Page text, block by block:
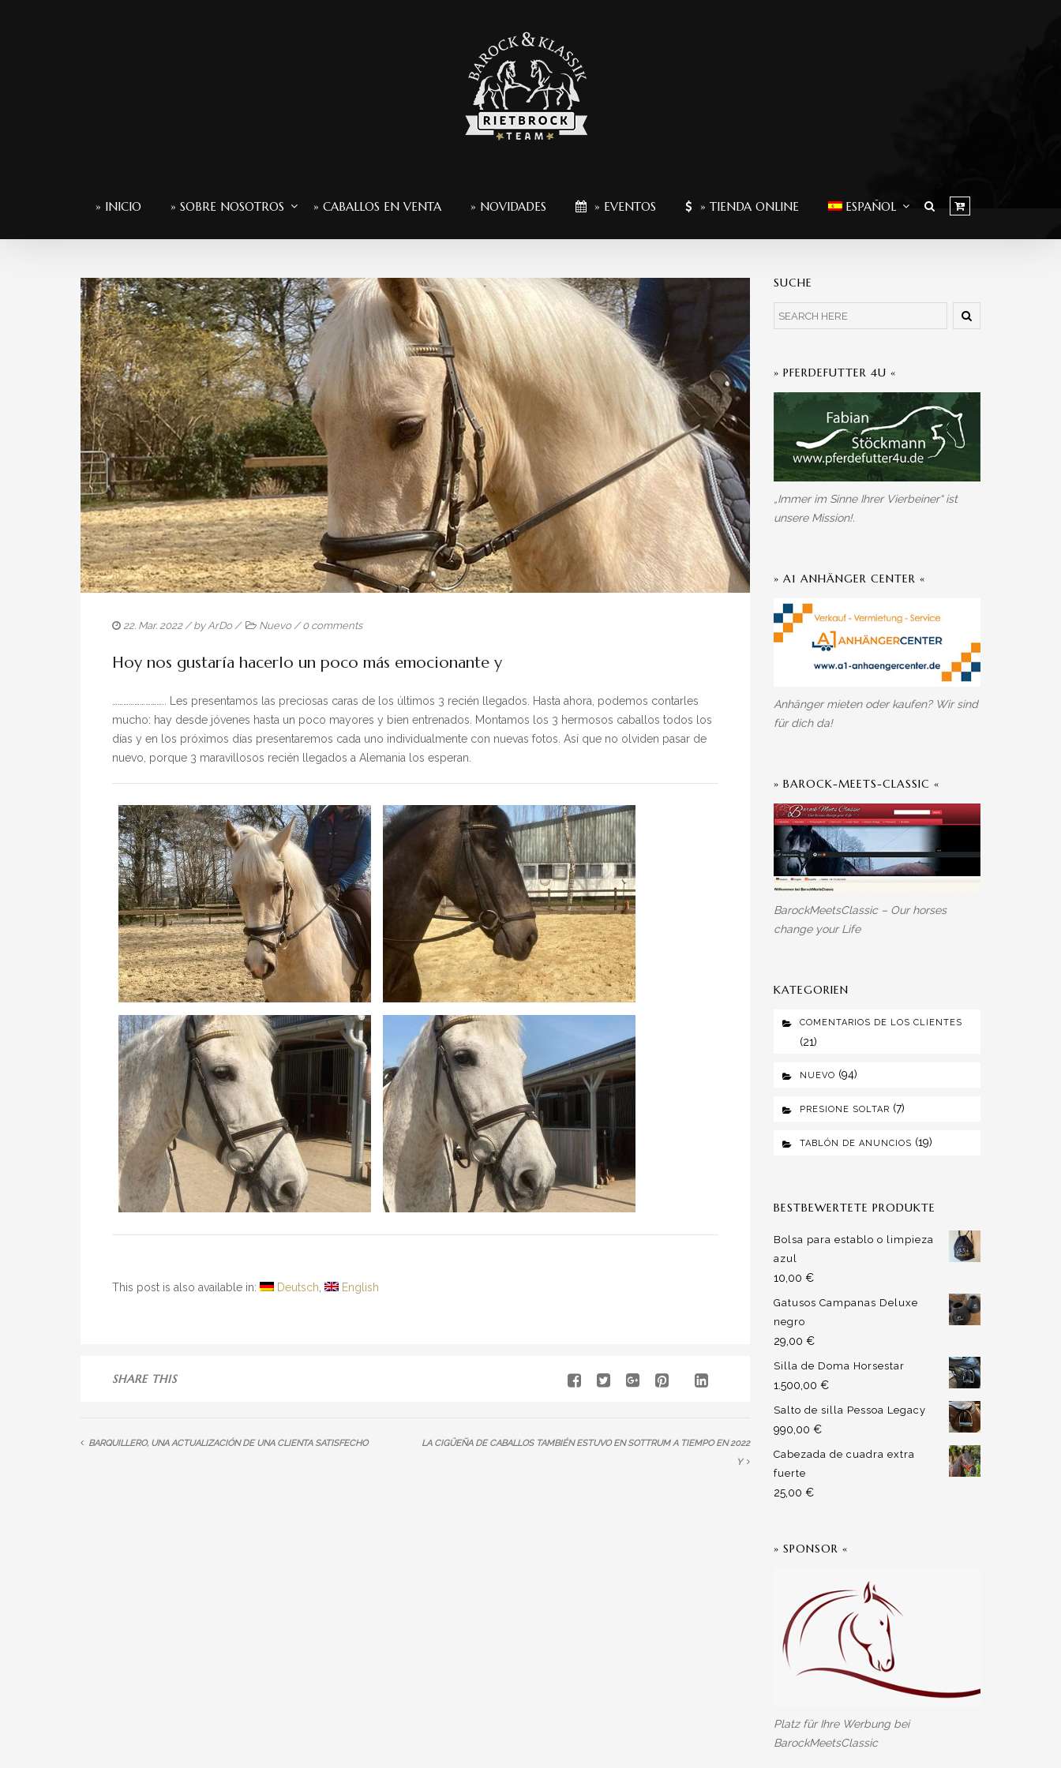
» INICIO » SOBRE NOSOTROS » CABALLOS EN VENTA » NOVIDADES » EVENTOS » TIENDA ONLINE ESPAÑOL
22. Mar. 2022/ by ArDo / Nuevo /0 comments
Hoy nos gustaría hacerlo un poco más emocionante y
……………………….. Les presentamos las preciosas caras de los últimos 3 recién llegados.
Hasta ahora, podemos contarles
mucho: hay desde jóvenes hasta un poco mayores y bien entrenados.
Montamos los 3 hermosos caballos todos los
días y en los próximos días presentaremos cada uno individualmente con nuevas fotos. Así que no olviden pasar de
nuevo, porque 3 maravillosos recién llegados a Alemania los esperan.
This post is also available in: Deutsch English
SHARE THIS
BARQUILLERO, UNA ACTUALIZACIÓN DE UNA CLIENTA SATISFECHO
LA CIGÜEÑA DE CABALLOS TAMBIÉN ESTUVO EN SOTTRUM A TIEMPO EN 2022
Y
SUCHE
» PFERDEFUTTER 4U «
„Immer im Sinne Ihrer Vierbeiner“ ist
unsere Mission!.
» A1 ANHÄNGER CENTER «
Anhänger mieten oder kaufen? Wir sind
für dich da!
» BAROCK-MEETS-CLASSIC «
BarockMeetsClassic – Our horses
change your Life
KATEGORIEN
COMENTARIOS DE LOS CLIENTES
(21)
NUEVO (94)
PRESIONE SOLTAR (7)
TABLÓN DE ANUNCIOS (19)
BESTBEWERTETE PRODUKTE
Bolsa para establo o limpieza
azul
10,00 €
Gatusos Campanas Deluxe
negro
29,00 €
Silla de Doma Horsestar
1.500,00 €
Salto de silla Pessoa Legacy
990,00 €
Cabezada de cuadra extra
fuerte
25,00 €
» SPONSOR «
Platz für Ihre Werbung bei
BarockMeetsClassic
» SPRACHE WÄHLEN
Deutsch(Alemán )
English
Inglés